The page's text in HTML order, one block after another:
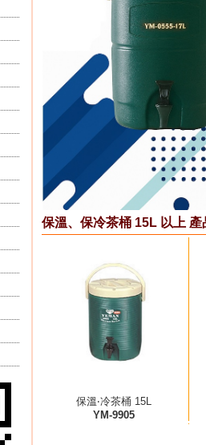
保溫、保冷茶桶 15L 以上 產
保溫‧冷茶桶 15L
YM-9905